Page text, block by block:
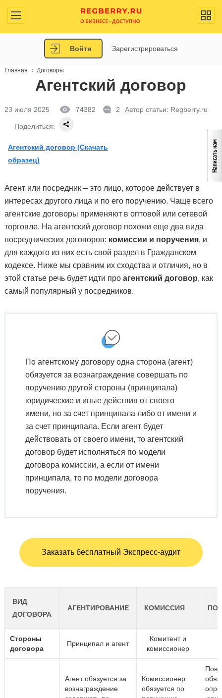
Войти Зарегистрироваться
Главная Договоры
Агентский договор
23 июля 2025 74382 2 Автор статьи: Regberry.ru
Поделиться:
Агентский договор (Скачать
образец)
Агент или посредник – это лицо, которое действует в
интересах другого лица и по его поручению. Чаще всего
агентские договоры применяют в оптовой или сетевой
торговле. На агентский договор похожи еще два вида
посреднических договоров: комиссии и поручения, и
для каждого из них есть свой раздел в Гражданском
кодексе. Ниже мы сравним их сходства и отличия, но в
этой статье речь будет идти про агентский договор, как
самый популярный у посредников.
По агентскому договору одна сторона (агент)
обязуется за вознаграждение совершать по
поручению другой стороны (принципала)
юридические и иные действия от своего
имени, но за счет принципала либо от имени и
за счет принципала. Если агент будет
действовать от своего имени, то агентский
договор будет исполняться по модели
договора комиссии, а если от имени
принципала, то по модели договора
поручения.
Заказать бесплатный Экспресс-аудит
ВИД
ДОГОВОРА
АГЕНТИРОВАНИЕ КОМИССИЯ
Стороны
договора
Принципал и агент
Комитент и
комиссионер
Агент обязуется за
вознаграждение
Комиссионер
обязуется по